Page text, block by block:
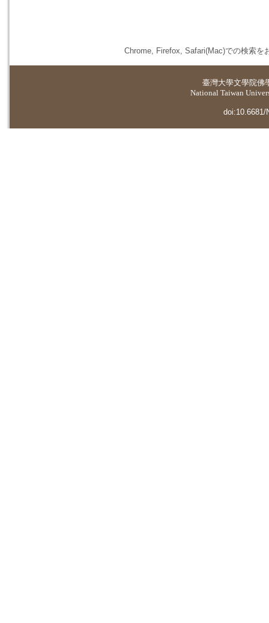
Chrome, Firefox, Safari(Mac)での検索を
臺灣大學文學院佛
National Taiwan
doi:10.6681/